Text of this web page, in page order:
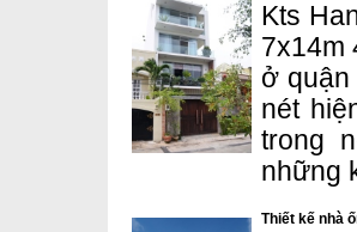
Kts
7x14m
ở quận
nét
trong
những
Thiết kế nhà